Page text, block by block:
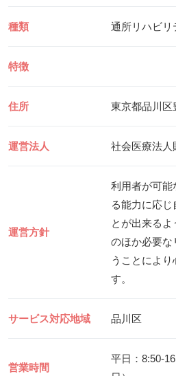
SNSでケアポケの最新
種類 通所リハビリ
特徴
住所 東京都品川区
運営法人 社会医療法人
運営方針
利用者が可能
る能力に応じ
とが出来る
のほか必要な
うことにより
す。
サービス対応地域 品川区
営業時間
平日：8:50-